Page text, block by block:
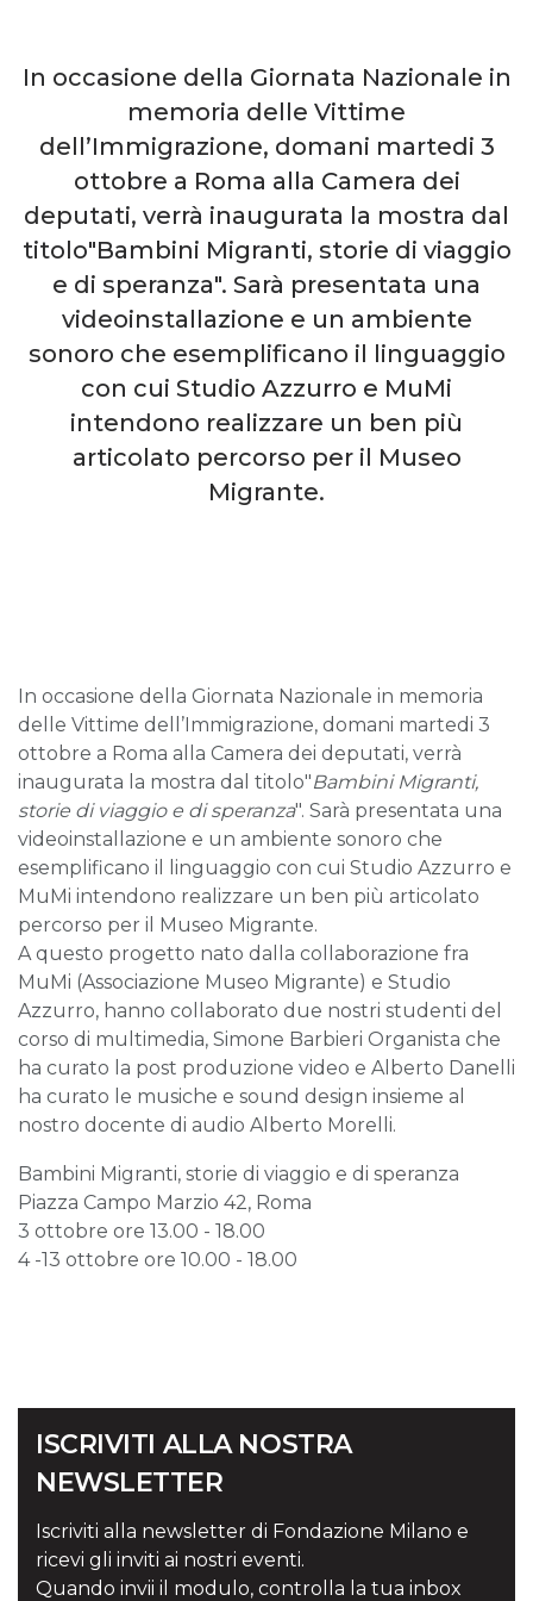
In occasione della Giornata Nazionale in
memoria delle Vittime
dell’Immigrazione, domani martedi 3
ottobre a Roma alla Camera dei
deputati, verrà inaugurata la mostra dal
titolo"Bambini Migranti, storie di viaggio
e di speranza". Sarà presentata una
videoinstallazione e un ambiente
sonoro che esemplificano il linguaggio
con cui Studio Azzurro e MuMi
intendono realizzare un ben più
articolato percorso per il Museo
Migrante.
In occasione della Giornata Nazionale in memoria
delle Vittime dell’Immigrazione, domani martedi 3
ottobre a Roma alla Camera dei deputati, verrà
inaugurata la mostra dal titolo"Bambini Migranti,
storie di viaggio e di speranza". Sarà presentata una
videoinstallazione e un ambiente sonoro che
esemplificano il linguaggio con cui Studio Azzurro e
MuMi intendono realizzare un ben più articolato
percorso per il Museo Migrante.
A questo progetto nato dalla collaborazione fra
MuMi (Associazione Museo Migrante) e Studio
Azzurro, hanno collaborato due nostri studenti del
corso di multimedia, Simone Barbieri Organista che
ha curato la post produzione video e Alberto Danelli
ha curato le musiche e sound design insieme al
nostro docente di audio Alberto Morelli.
Bambini Migranti, storie di viaggio e di speranza
Piazza Campo Marzio 42, Roma
3 ottobre ore 13.00 - 18.00
4 -13 ottobre ore 10.00 - 18.00
ISCRIVITI ALLA NOSTRA
NEWSLETTER
Iscriviti alla newsletter di Fondazione Milano e
ricevi gli inviti ai nostri eventi.
Quando invii il modulo, controlla la tua inbox